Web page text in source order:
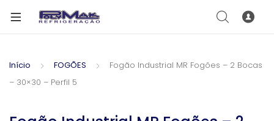
Início FOGÕES
Fogão Industrial MR Fogões – 2 Bocas
– 30×30 – Perfil 5